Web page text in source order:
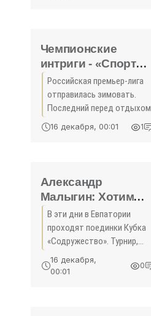
Чемпионские
интриги - «Спорт
Крыма»
Российская премьер-лига
отправилась зимовать.
Последний перед отдыхом
тур сложился в лучших
киношных традициях: с
повышенным
16 декабря, 00:01 1
Александр
Малыгин: Хотим
идти дальше! -
«Спорт Крыма»
В эти дни в Евпатории
проходят поединки Кубка
«Содружество». Турнир,
который призван дать
необходимую
16 декабря,
00:01
0